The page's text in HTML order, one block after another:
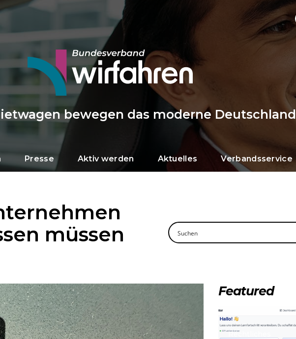
bewegen das moderne Deutschland
Presse Aktiv werden Aktuelles Verbandsservice
müssen
Featured
Mehr lesen
Rechtliches